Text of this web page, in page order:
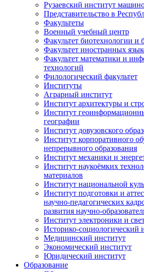
Рузаевский институт
Представительство в
Факультеты
Военный учебный центр
Факультет биотехнологии и
Факультет иностранных
Факультет математики и
технологий
Филологический факультет
Институты
Аграрный институт
Институт архитектуры и
Институт
географии
Институт довузовского
Институт корпоративного
непрерывного образования
Институт механики и
Институт наукоёмких
материалов
Институт национальной
Институт подготовки и
научно-педагогических
развития научно-
Институт электроники и
Историко-социологический
Медицинский институт
Экономический институт
Юридический институт
Образование